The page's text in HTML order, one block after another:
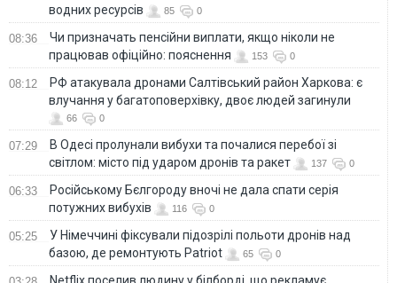
водних ресурсів
85 0
08:36
Чи призначать пенсійни виплати, якщо ніколи не
працював офіційно: пояснення
153 0
08:12
РФ атакувала дронами Салтівський район Харкова: є
влучання у багатоповерхівку, двоє людей загинули
66 0
07:29
В Одесі пролунали вибухи та почалися перебої зі
світлом: місто під ударом дронів та ракет
137 0
06:33
Російському Бєлгороду вночі не дала спати серія
потужних вибухів
116 0
05:25
У Німеччині фіксували підозрілі польоти дронів над
базою, де ремонтують Patriot
65 0
Netflix поселив людину у білборді, що рекламує